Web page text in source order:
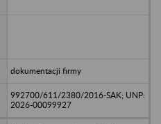
dokumentacji firmy
992700/611/2380/2016-SAK; UNP:
2026-00099927